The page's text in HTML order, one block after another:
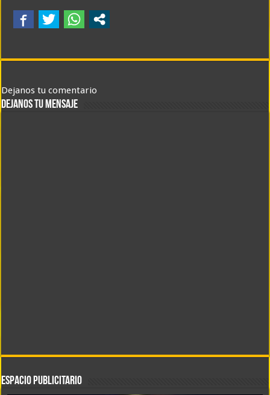
Dejanos tu comentario
DEJANOS TU MENSAJE
ESPACIO PUBLICITARIO